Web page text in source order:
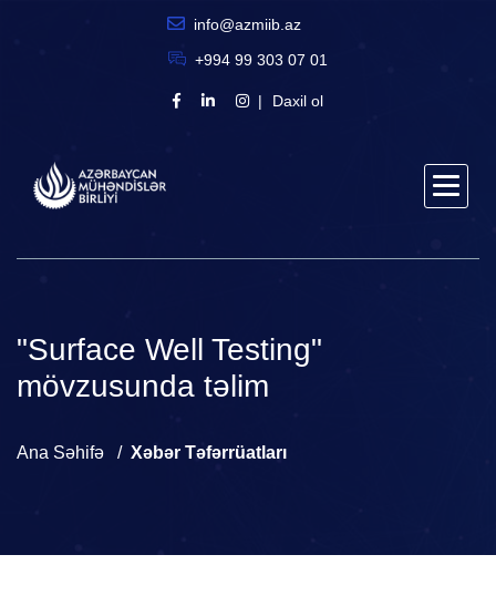
info@azmiib.az
+994 99 303 07 01
Daxil ol
"Surface Well Testing"
mövzusunda təlim
Ana Səhifə Xəbər Təfərrüatları